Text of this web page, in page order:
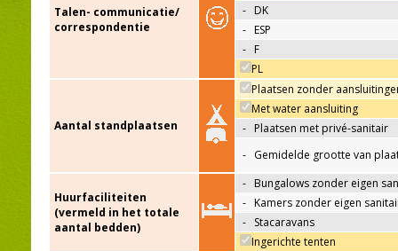
Talen- communicatie/
correspondentie
- DK
- ESP
- F
PL
Aantal standplaatsen
Plaatsen zonder
Met water aansluiting
- Plaatsen met privé-sanitair
- Gemidelde grootte van
Huurfaciliteiten
(vermeld in het totale
aantal bedden)
- Bungalows zonder eigen
- Kamers zonder eigen
- Stacaravans
Ingerichte tenten